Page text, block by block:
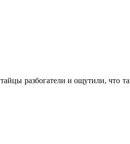
разбогатели и ощутили, что